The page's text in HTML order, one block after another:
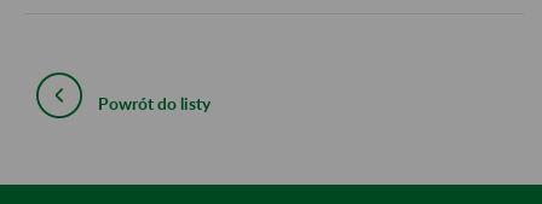
Powrót do listy